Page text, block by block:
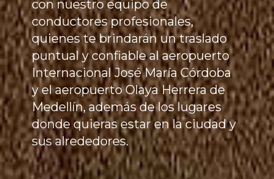
con nuestro equipo de
conductores profesionales,
quienes te brindarán un traslado
puntual y confiable al aeropuerto
Internacional José María Córdoba
y el aeropuerto Olaya Herrera de
Medellín, además de los lugares
donde quieras estar en la ciudad y
sus alrededores.